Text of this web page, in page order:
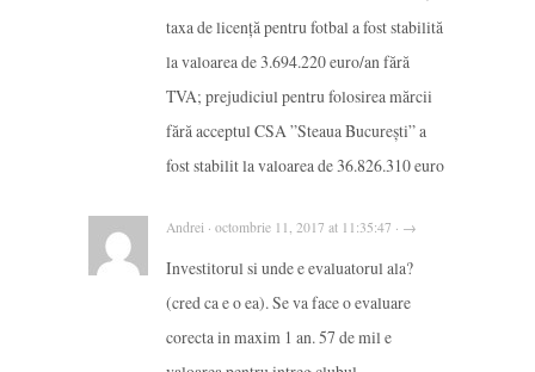
taxa de licență pentru fotbal a fost stabilită
la valoarea de 3.694.220 euro/an fără
TVA; prejudiciul pentru folosirea mărcii
fără acceptul CSA ”Steaua București” a
fost stabilit la valoarea de 36.826.310 euro
Andrei · octombrie 11, 2017 at 11:35:47 · →
Investitorul si unde e evaluatorul ala?
(cred ca e o ea). Se va face o evaluare
corecta in maxim 1 an. 57 de mil e